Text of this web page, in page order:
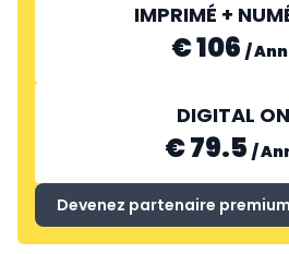
IMPRIMÉ +
€ 106 /
DIGITAL
€ 79.5 /
Devenez partenaire premium